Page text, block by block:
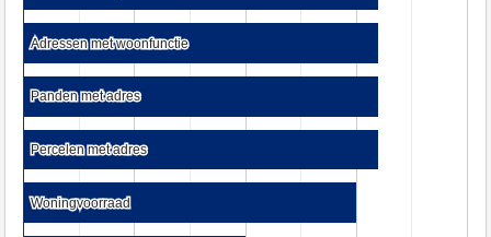
Adressen met woonfunctie
Adressen met woonfunctie
Panden met adres
Panden met adres
Percelen met adres
Percelen met adres
Woningvoorraad
Woningvoorraad